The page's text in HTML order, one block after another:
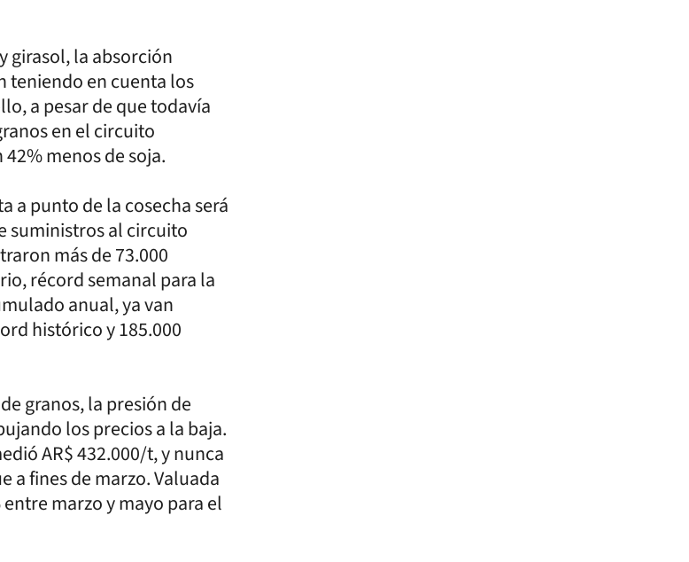
girasol, la absorción
teniendo en cuenta los
a pesar de que todavía
en el circuito
menos de soja.
a punto de la cosecha será
suministros al circuito
más de 73.000
récord semanal para la
anual, ya van
histórico y 185.000
granos, la presión de
los precios a la baja.
AR$ 432.000/t, y nunca
a fines de marzo. Valuada
marzo y mayo para el